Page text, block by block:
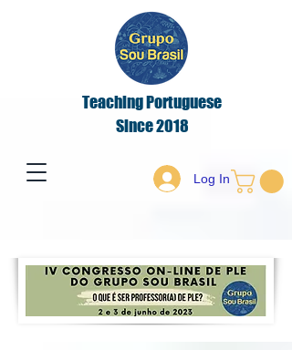
Teaching Portuguese
Since 2018
Log In